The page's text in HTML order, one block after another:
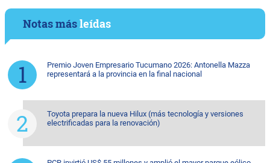
Notas másleídas
Premio Joven Empresario Tucumano 2026: Antonella Mazza
representará a la provincia en la final nacional
Toyota prepara la nueva Hilux (más tecnología y versiones
electrificadas para la renovación)